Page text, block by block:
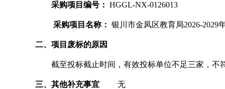
采购项目编号： HGGL-NX-0126013
采购项目名称： 银川市金凤区教育局2026-2029
二、项目废标的原因
截至投标截止时间，有效投标单位不足三家，不
三、其他补充事宜无